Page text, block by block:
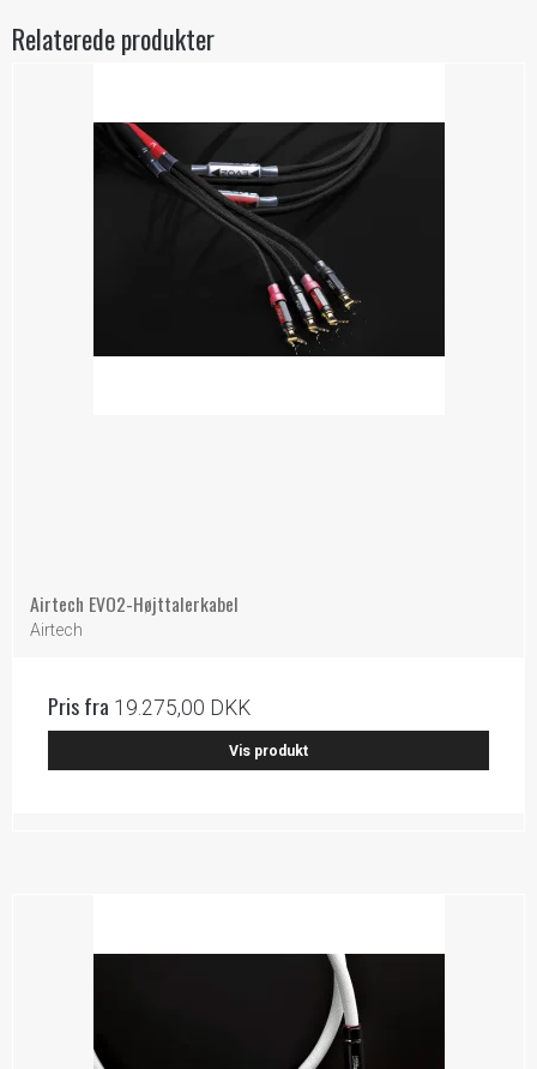
Relaterede produkter
Airtech EVO2-Højttalerkabel
Airtech
Pris fra 19.275,00 DKK
Vis produkt